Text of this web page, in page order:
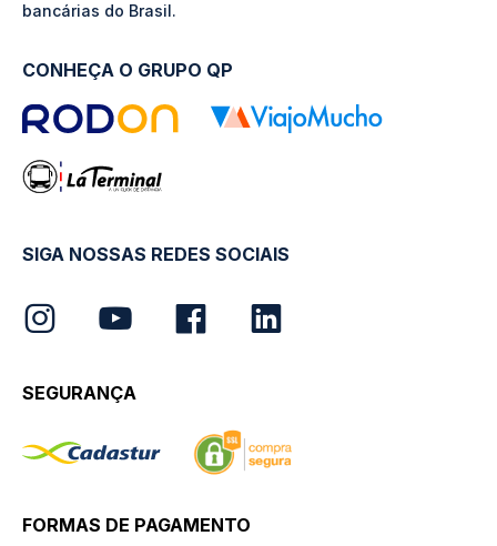
bancárias do Brasil.
CONHEÇA O GRUPO QP
SIGA NOSSAS REDES SOCIAIS
SEGURANÇA
FORMAS DE PAGAMENTO